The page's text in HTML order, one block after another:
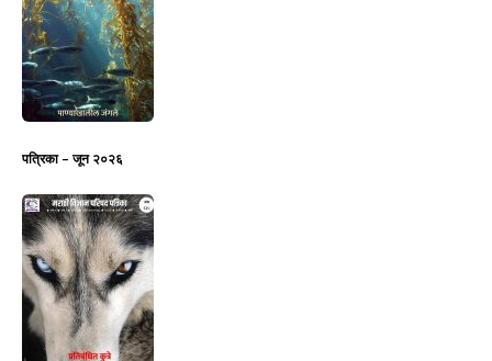
पत्रिका – जून २०२६